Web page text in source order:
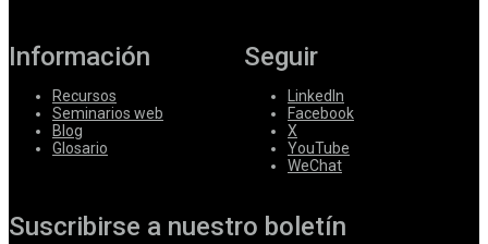
Información
Recursos
Seminarios web
Blog
Glosario
Seguir
LinkedIn
Facebook
X
YouTube
WeChat
Suscribirse a nuestro boletín